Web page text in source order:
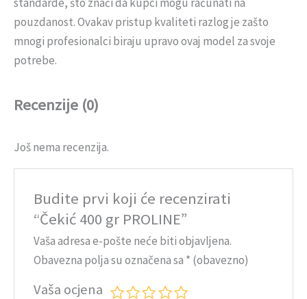
pouzdanost. Ovakav pristup kvaliteti razlog je zašto
mnogi profesionalci biraju upravo ovaj model za svoje
potrebe.
Recenzije (0)
Još nema recenzija.
Budite prvi koji će recenzirati
“Čekić 400 gr PROLINE”
Vaša adresa e-pošte neće biti objavljena.
Obavezna polja su označena sa * (obavezno)
Vaša ocjena